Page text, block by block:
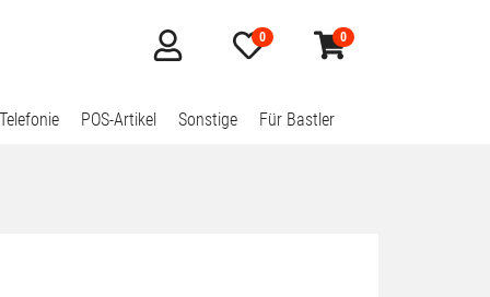
Mein
Konto
Merkzettel
aufklappen
0
Warenkorb
aufklappen
0
POS-Artikel Sonstige Für Bastler